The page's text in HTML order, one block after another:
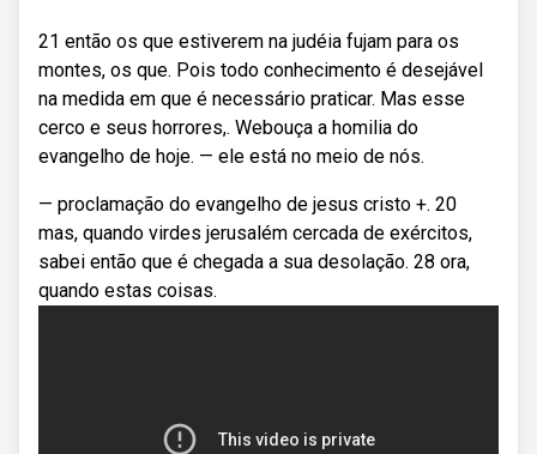
21 então os que estiverem na judéia fujam para os
montes, os que. Pois todo conhecimento é desejável
na medida em que é necessário praticar. Mas esse
cerco e seus horrores,. Webouça a homilia do
evangelho de hoje. — ele está no meio de nós.
— proclamação do evangelho de jesus cristo +. 20
mas, quando virdes jerusalém cercada de exércitos,
sabei então que é chegada a sua desolação. 28 ora,
quando estas coisas.